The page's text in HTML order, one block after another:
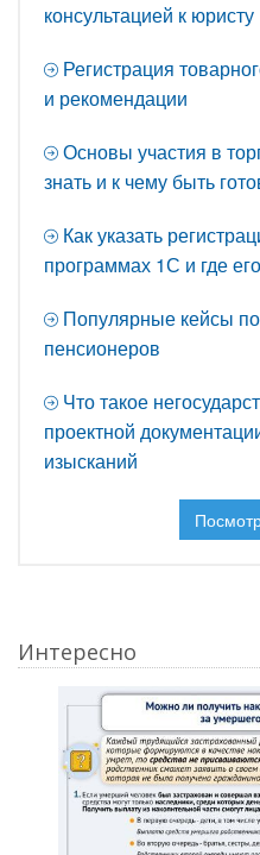
консультацией к юристу
Регистрация
и рекомендации
Основы участия в
знать и к чему быть
Как указать
программах 1С и где
Популярные кейсы
пенсионеров
Что такое
проектной
изысканий
Интересно